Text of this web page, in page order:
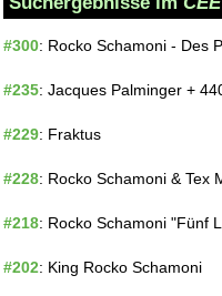
#300: Rocko Schamoni - Des
#235: Jacques Palminger +
#229: Fraktus
#228: Rocko Schamoni & Tex
#218: Rocko Schamoni "Fünf
#202: King Rocko Schamoni